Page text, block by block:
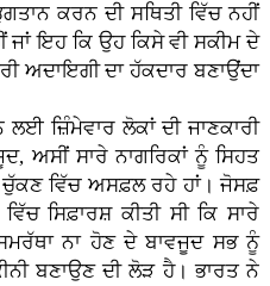
ਕਰਨ ਦੀ ਸਥਿਤੀ ਵਿੱਚ ਨਹੀਂ
ਜਾਂ ਇਹ ਕਿ ਉਹ ਕਿਸੇ ਵੀ ਸਕੀਮ ਦੇ
ਅਦਾਇਗੀ ਦਾ ਹੱਕਦਾਰ ਬਣਾਉਂਦਾ
ਜ਼ਿੰਮੇਵਾਰ ਲੋਕਾਂ ਦੀ ਜਾਣਕਾਰੀ
ਅਸੀਂ ਸਾਰੇ ਨਾਗਰਿਕਾਂ ਨੂੰ ਸਿਹਤ
ਵਿੱਚ ਅਸਫ਼ਲ ਰਹੇ ਹਾਂ। ਜੋਸਫ਼
ਸਿਫ਼ਾਰਸ਼ ਕੀਤੀ ਸੀ ਕਿ ਸਾਰੇ
ਨਾ ਹੋਣ ਦੇ ਬਾਵਜੂਦ ਸਭ ਨੂੰ
ਬਣਾਉਣ ਦੀ ਲੋੜ ਹੈ। ਭਾਰਤ ਨੇ